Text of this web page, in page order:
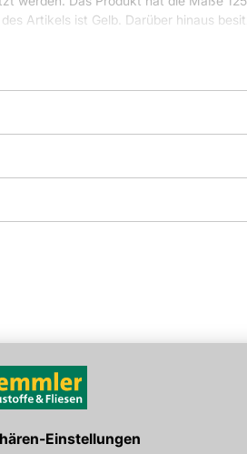
Artikels ist Gelb. Darüber hinaus
gelb